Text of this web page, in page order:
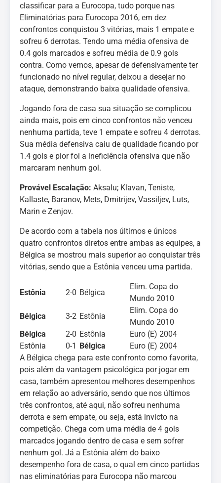
classificar para a Eurocopa, tudo porque nas
Eliminatórias para Eurocopa 2016, em dez
confrontos conquistou 3 vitórias, mais 1 empate e
sofreu 6 derrotas. Tendo uma média ofensiva de
0.4 gols marcados e sofreu média de 0.9 gols
contra. Como vemos, apesar de defensivamente ter
funcionado no nível regular, deixou a desejar no
ataque, demonstrando baixa qualidade ofensiva.
Jogando fora de casa sua situação se complicou
ainda mais, pois em cinco confrontos não venceu
nenhuma partida, teve 1 empate e sofreu 4 derrotas.
Sua média defensiva caiu de qualidade ficando por
1.4 gols e pior foi a ineficiência ofensiva que não
marcaram nenhum gol.
Provável Escalação: Aksalu; Klavan, Teniste,
Kallaste, Baranov, Mets, Dmitrijev, Vassiljev, Luts,
Marin e Zenjov.
De acordo com a tabela nos últimos e únicos
quatro confrontos diretos entre ambas as equipes, a
Bélgica se mostrou mais superior ao conquistar três
vitórias, sendo que a Estônia venceu uma partida.
Estônia 2-0 Bélgica
Elim. Copa do
Mundo 2010
Bélgica
3-2 Estônia
Elim. Copa do
Mundo 2010
Bélgica
2-0 Estônia
Euro (E) 2004
Estônia
0-1 Bélgica
Euro (E) 2004
A Bélgica chega para este confronto como favorita,
pois além da vantagem psicológica por jogar em
casa, também apresentou melhores desempenhos
em relação ao adversário, sendo que nos últimos
três confrontos, até aqui, não sofreu nenhuma
derrota e sem empate, ou seja, está invicto na
competição. Chega com uma média de 4 gols
marcados jogando dentro de casa e sem sofrer
nenhum gol. Já a Estônia além do baixo
desempenho fora de casa, o qual em cinco partidas
nas eliminatórias para Eurocopa não marcou